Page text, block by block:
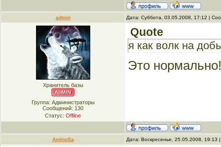
admin Дата: Суббота, 03.05.2008, 17:12 |
Хранитель базы
Группа: Администраторы
Сообщений: 130
Статус: Offline
Quote
я как волк на
Это
AmInoSa Дата: Воскресенье, 25.05.2008,